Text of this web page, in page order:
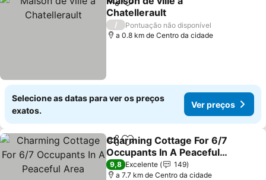
PartilharAdicionar aos favoritos
Chatellerault
/
Pontuação não disponível
a 0.8 km de Centro da cidade
Selecione as datas para ver os preços
exatos.
Ver preços
PartilharAdicionar aos favoritos
Charming Cottage For 6/7
Occupants In A Peaceful
Area
9,8 Excelente
149
a 7.7 km de Centro da cidade